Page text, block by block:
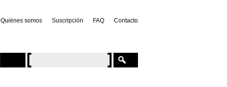
Quiénes somos Suscripción FAQ Contacto